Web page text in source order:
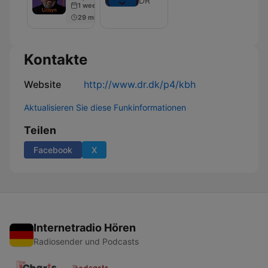
1 week ago
29 min
Kontakte
Website http://www.dr.dk/p4/kbh
Aktualisieren Sie diese Funkinformationen
Teilen
Facebook X
Internetradio Hören
Radiosender und Podcasts